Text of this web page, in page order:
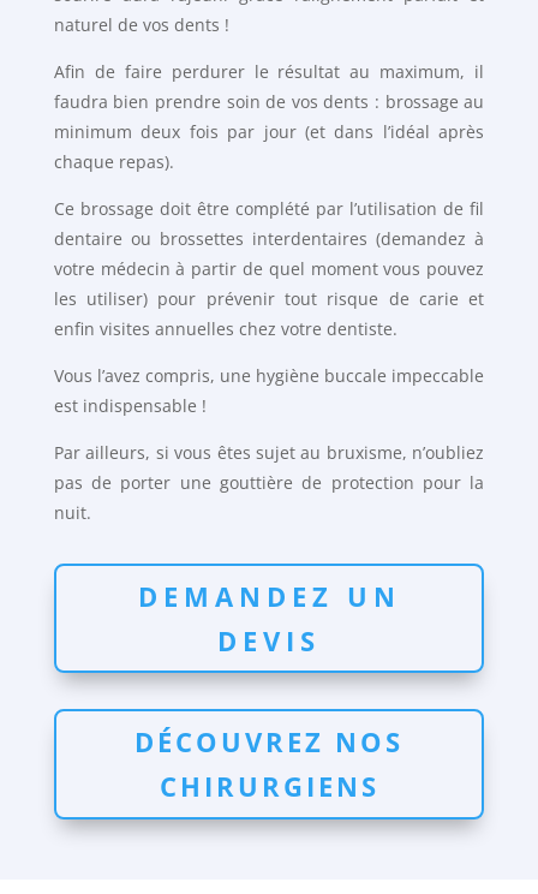
naturel de vos dents !
Afin de faire perdurer le résultat au maximum, il
faudra bien prendre soin de vos dents : brossage au
minimum deux fois par jour (et dans l’idéal après
chaque repas).
Ce brossage doit être complété par l’utilisation de fil
dentaire ou brossettes interdentaires (demandez à
votre médecin à partir de quel moment vous pouvez
les utiliser) pour prévenir tout risque de carie et
enfin visites annuelles chez votre dentiste.
Vous l’avez compris, une hygiène buccale impeccable
est indispensable !
Par ailleurs, si vous êtes sujet au bruxisme, n’oubliez
pas de porter une gouttière de protection pour la
nuit.
DEMANDEZ UN
DEVIS
DÉCOUVREZ NOS
CHIRURGIENS